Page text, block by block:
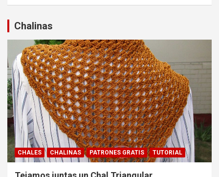
Chalinas
CHALES CHALINAS PATRONES GRATIS TUTORIAL